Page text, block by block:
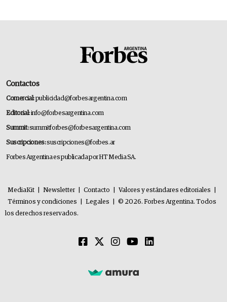
Contactos
Comercial:publicidad@forbesargentina.com
Editorial:info@forbesargentina.com
Summit:summitforbes@forbesargentina.com
Suscripciones:suscripciones@forbes.ar
Forbes Argentina es publicada por HT Media SA.
MediaKit Newsletter Contacto Valores y estándares editoriales
Términos y condiciones
Legales
© 2026. Forbes Argentina. Todos
los derechos reservados.